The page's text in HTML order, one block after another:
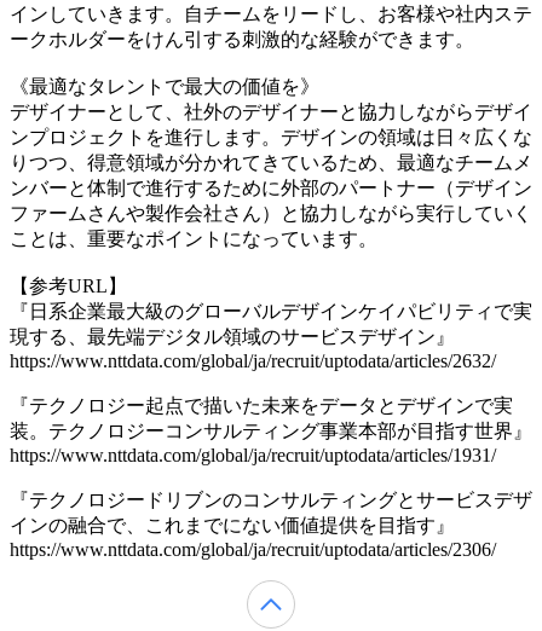
インしていきます。自チームをリードし、お客様や社内ステ
ークホルダーをけん引する刺激的な経験ができます。
《最適なタレントで最大の価値を》
デザイナーとして、社外のデザイナーと協力しながらデザイ
ンプロジェクトを進行します。デザインの領域は日々広くな
りつつ、得意領域が分かれてきているため、最適なチームメ
ンバーと体制で進行するために外部のパートナー（デザイン
ファームさんや製作会社さん）と協力しながら実行していく
ことは、重要なポイントになっています。
【参考URL】
『日系企業最大級のグローバルデザインケイパビリティで実
現する、最先端デジタル領域のサービスデザイン』
https://www.nttdata.com/global/ja/recruit/uptodata/articles/2632/
『テクノロジー起点で描いた未来をデータとデザインで実
装。テクノロジーコンサルティング事業本部が目指す世界』
https://www.nttdata.com/global/ja/recruit/uptodata/articles/1931/
『テクノロジードリブンのコンサルティングとサービスデザ
インの融合で、これまでにない価値提供を目指す』
https://www.nttdata.com/global/ja/recruit/uptodata/articles/2306/